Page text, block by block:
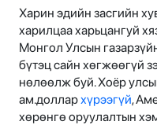
Харин эдийн засгийн
харилцаа харьцангуй
Монгол Улсын
бүтэц сайн хөгжөөгүй
нөлөөлж буй. Хоёр
ам.доллархүрээгүй,
хөрөнгө оруулалтын